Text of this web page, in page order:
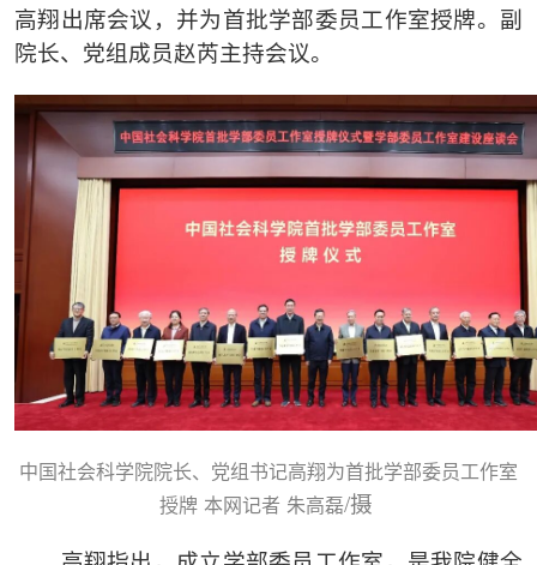
高翔出席会议，并为首批学部委员工作室授牌。副
院长、党组成员赵芮主持会议。
中国社会科学院院长、党组书记高翔为首批学部委员工作室
授牌 本网记者 朱高磊/摄